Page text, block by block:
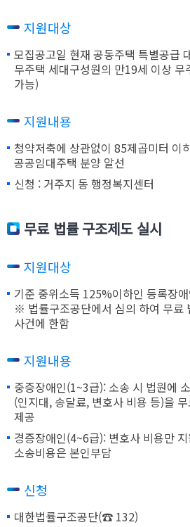
지원대상
모집공고일 현재 공동주택 특별공급
무주택 세대구성원의 만19세 이상
가능)
지원내용
청약저축에 상관없이 85제곱미터 이
공공임대주택 분양 알선
신청 : 거주지 동 행정복지센터
무료 법률 구조제도 실시
지원대상
기준 중위소득 125%이하인 등록장
※ 법률구조공단에서 심의 하여 무료
사건에 한함
지원내용
중증장애인(1~3급): 소송 시 법원에
(인지대, 송달료, 변호사 비용 등)을
제공
경증장애인(4~6급): 변호사 비용만
소송비용은 본인부담
신청
대한법률구조공단(☎ 132)